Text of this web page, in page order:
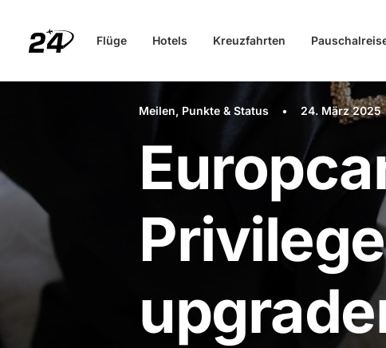
Flüge Hotels Kreuzfahrten
Meilen, Punkte & Status • 24. März 2025